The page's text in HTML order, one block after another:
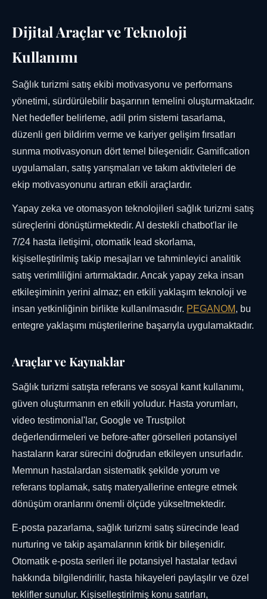
Dijital Araçlar ve Teknoloji
Kullanımı
Sağlık turizmi satış ekibi motivasyonu ve performans
yönetimi, sürdürülebilir başarının temelini oluşturmaktadır.
Net hedefler belirleme, adil prim sistemi tasarlama,
düzenli geri bildirim verme ve kariyer gelişim fırsatları
sunma motivasyonun dört temel bileşenidir. Gamification
uygulamaları, satış yarışmaları ve takım aktiviteleri de
ekip motivasyonunu artıran etkili araçlardır.
Yapay zeka ve otomasyon teknolojileri sağlık turizmi satış
süreçlerini dönüştürmektedir. AI destekli chatbot'lar ile
7/24 hasta iletişimi, otomatik lead skorlama,
kişiselleştirilmiş takip mesajları ve tahminleyici analitik
satış verimliliğini artırmaktadır. Ancak yapay zeka insan
etkileşiminin yerini almaz; en etkili yaklaşım teknoloji ve
insan yetkinliğinin birlikte kullanılmasıdır. PEGANOM, bu
entegre yaklaşımı müşterilerine başarıyla uygulamaktadır.
Araçlar ve Kaynaklar
Sağlık turizmi satışta referans ve sosyal kanıt kullanımı,
güven oluşturmanın en etkili yoludur. Hasta yorumları,
video testimonial'lar, Google ve Trustpilot
değerlendirmeleri ve before-after görselleri potansiyel
hastaların karar sürecini doğrudan etkileyen unsurladır.
Memnun hastalardan sistematik şekilde yorum ve
referans toplamak, satış materyallerine entegre etmek
dönüşüm oranlarını önemli ölçüde yükseltmektedir.
E-posta pazarlama, sağlık turizmi satış sürecinde lead
nurturing ve takip aşamalarının kritik bir bileşenidir.
Otomatik e-posta serileri ile potansiyel hastalar tedavi
hakkında bilgilendirilir, hasta hikayeleri paylaşılır ve özel
teklifler sunulur. Kişiselleştirilmiş konu satırları,